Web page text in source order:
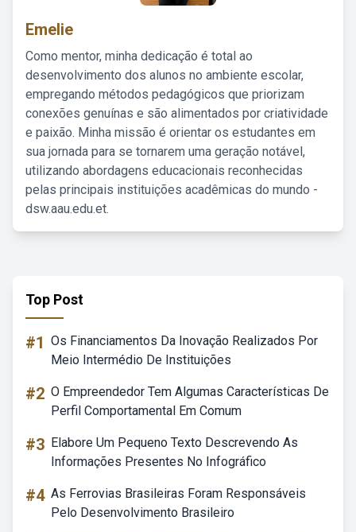
Emelie
Como mentor, minha dedicação é total ao
desenvolvimento dos alunos no ambiente escolar,
empregando métodos pedagógicos que priorizam
conexões genuínas e são alimentados por criatividade
e paixão. Minha missão é orientar os estudantes em
sua jornada para se tornarem uma geração notável,
utilizando abordagens educacionais reconhecidas
pelas principais instituições acadêmicas do mundo -
dsw.aau.edu.et.
Top Post
#1 Os Financiamentos Da Inovação Realizados Por
Meio Intermédio De Instituições
#2 O Empreendedor Tem Algumas Características De
Perfil Comportamental Em Comum
#3 Elabore Um Pequeno Texto Descrevendo As
Informações Presentes No Infográfico
#4 As Ferrovias Brasileiras Foram Responsáveis
Pelo Desenvolvimento Brasileiro